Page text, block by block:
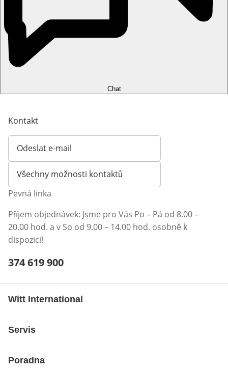
Chat
Kontakt
Odeslat e-mail
Otevírá e-mailového klienta
Všechny možnosti kontaktů
Pevná linka
Příjem objednávek: Jsme pro Vás Po – Pá od 8.00 –
20.00 hod. a v So od 9.00 – 14.00 hod. osobně k
dispozici!
Telefonní číslo:
374 619 900
Witt International
Servis
Poradna